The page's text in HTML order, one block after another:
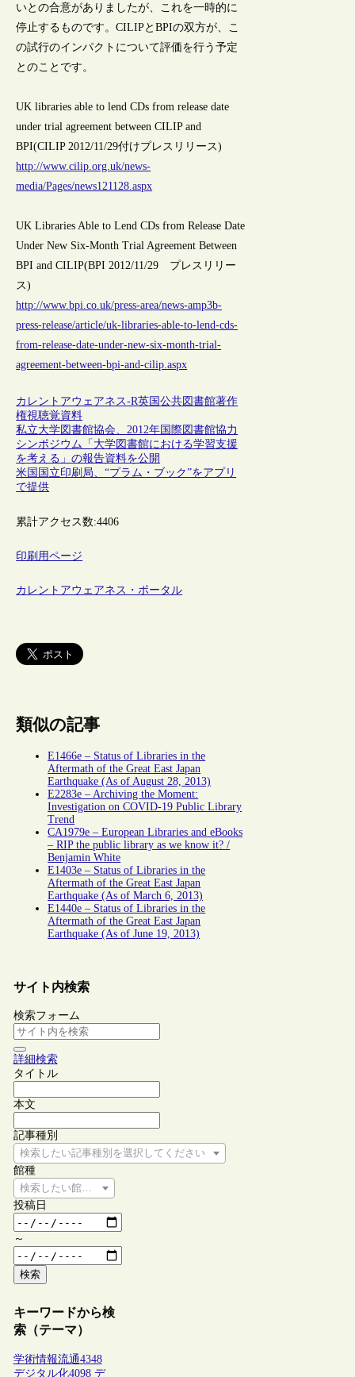
いとの合意がありましたが、これを一時的に
停止するものです。CILIPとBPIの双方が、こ
の試行のインパクトについて評価を行う予定
とのことです。
UK libraries able to lend CDs from release date
under trial agreement between CILIP and
BPI(CILIP 2012/11/29付けプレスリリース)
http://www.cilip.org.uk/news-
media/Pages/news121128.aspx
UK Libraries Able to Lend CDs from Release Date
Under New Six-Month Trial Agreement Between
BPI and CILIP(BPI 2012/11/29 プレスリリー
ス)
http://www.bpi.co.uk/press-area/news-amp3b-
press-release/article/uk-libraries-able-to-lend-cds-
from-release-date-under-new-six-month-trial-
agreement-between-bpi-and-cilip.aspx
カレントアウェアネス-R英国公共図書館著作
権視聴覚資料
私立大学図書館協会、2012年国際図書館協力
シンポジウム「大学図書館における学習支援
を考える」の報告資料を公開
米国国立印刷局、“プラム・ブック”をアプリ
で提供
累計アクセス数:4406
印刷用ページ
カレントアウェアネス・ポータル
類似の記事
E1466e – Status of Libraries in the
Aftermath of the Great East Japan
Earthquake (As of August 28, 2013)
E2283e – Archiving the Moment:
Investigation on COVID-19 Public Library
Trend
CA1979e – European Libraries and eBooks
– RIP the public library as we know it? /
Benjamin White
E1403e – Status of Libraries in the
Aftermath of the Great East Japan
Earthquake (As of March 6, 2013)
E1440e – Status of Libraries in the
Aftermath of the Great East Japan
Earthquake (As of June 19, 2013)
サイト内検索
検索フォーム
詳細検索
タイトル
本文
記事種別
検索したい記事種別を選択してください
館種
検索したい館種を選択してください
投稿日
～
検索
キーワードから検
索（テーマ）
学術情報流通4348
デジタル化4098 デ